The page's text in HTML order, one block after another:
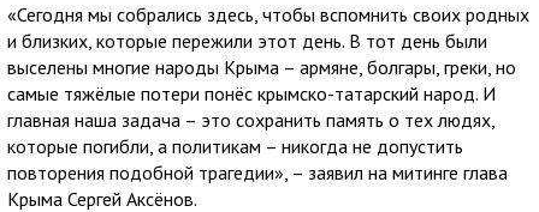
«Сегодня мы собрались здесь, чтобы вспомнить своих родных
и близких, которые пережили этот день. В тот день были
выселены многие народы Крыма – армяне, болгары, греки, но
самые тяжёлые потери понёс крымско-татарский народ. И
главная наша задача – это сохранить память о тех людях,
которые погибли, а политикам – никогда не допустить
повторения подобной трагедии», – заявил на митинге глава
Крыма Сергей Аксёнов.